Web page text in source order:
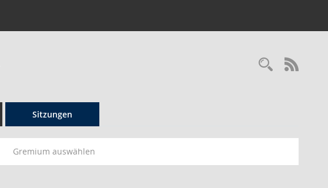
Sitzungen
Gremium auswählen